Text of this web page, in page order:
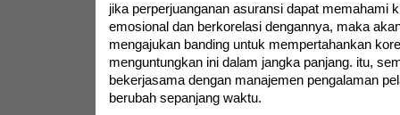
jika perperjuanganan asuransi dapat memahami
emosional dan berkorelasi dengannya, maka
mengajukan banding untuk mempertahankan
menguntungkan ini dalam jangka panjang. itu,
bekerjasama dengan manajemen pengalaman
berubah sepanjang waktu.